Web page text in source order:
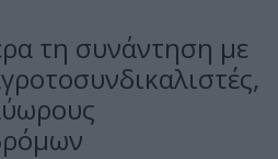
τη συνάντηση με